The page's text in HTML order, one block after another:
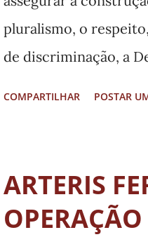
universidade
pluralismo, o
de discriminação, a
diversidade,
conhecimento da
dessa natureza, a
COMPARTILHAR POSTAR
ARTERIS